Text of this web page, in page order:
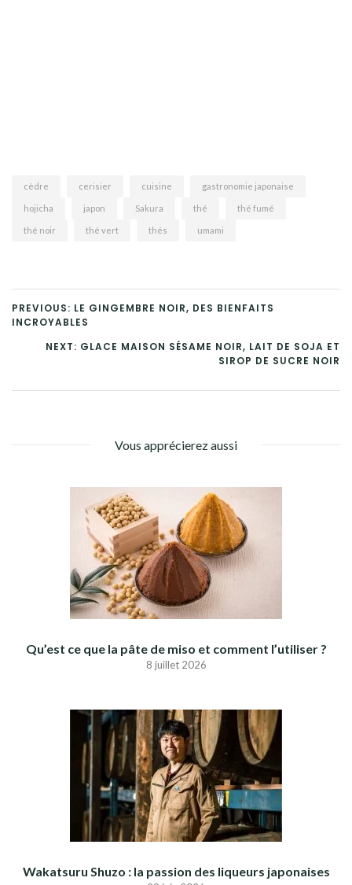
cèdre cerisier cuisine gastronomie japonaise
hojicha japon Sakura thé thé fumé
thé noir thé vert thés umami
PREVIOUS: LE GINGEMBRE NOIR, DES BIENFAITS
INCROYABLES
NEXT: GLACE MAISON SÉSAME NOIR, LAIT DE SOJA ET
SIROP DE SUCRE NOIR
Vous apprécierez aussi
Qu’est ce que la pâte de miso et comment l’utiliser ?
8 juillet 2026
Wakatsuru Shuzo : la passion des liqueurs japonaises